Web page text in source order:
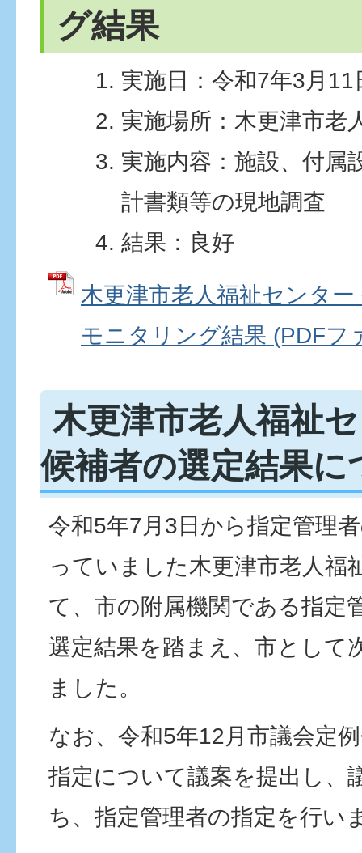
グ結果
実施日：令和7年3月11
実施場所：木更津市老
実施内容：施設、付属
計書類等の現地調査
結果：良好
木更津市老人福祉センタ
モニタリング結果 (PDFフ
木更津市老人福祉
候補者の選定結果に
令和5年7月3日から指定管理
っていました木更津市老人福
て、市の附属機関である指定
選定結果を踏まえ、市として
ました。
なお、令和5年12月市議会定
指定について議案を提出し、
ち、指定管理者の指定を行い